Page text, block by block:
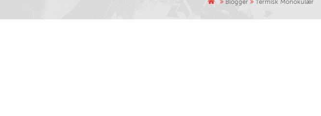
Blogger Termisk Monokulær